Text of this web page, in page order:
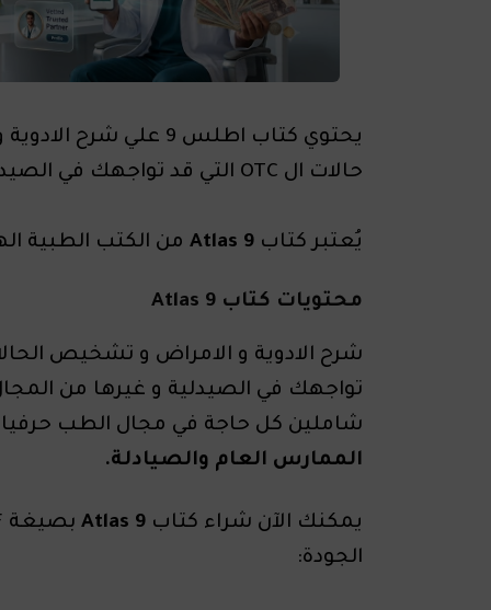
يحتوي كتاب اطلس 9
حالات ال OTC التي قد تواجهك في الصيدلية و غيرها من المجال الطبي.
يُعتبر كتاب Atlas 9 من الكتب الطبية
محتويات كتاب Atlas 9
شاملين كل حاجة في مجال الطب
الممارس العام والصيادلة.
يمكنك الآن شراء كتاب Atlas 9
الجودة: